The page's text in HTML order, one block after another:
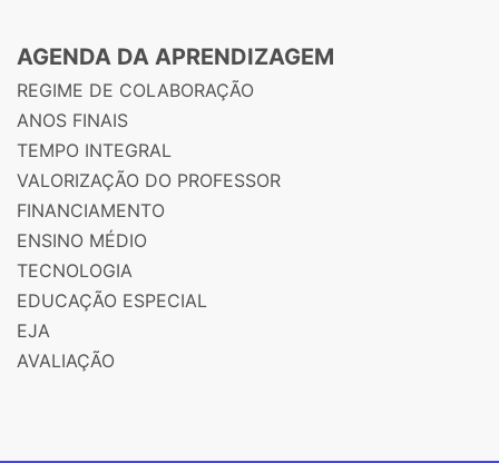
AGENDA DA APRENDIZAGEM
REGIME DE COLABORAÇÃO
ANOS FINAIS
TEMPO INTEGRAL
VALORIZAÇÃO DO PROFESSOR
FINANCIAMENTO
ENSINO MÉDIO
TECNOLOGIA
EDUCAÇÃO ESPECIAL
EJA
AVALIAÇÃO